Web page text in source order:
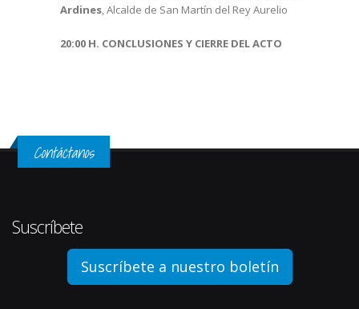
Ardines, Alcalde de San Martín del Rey Aurelio
20:00 H. CONCLUSIONES Y CIERRE DEL ACTO
Contáctanos
Suscríbete
Suscríbete a nuestro boletín